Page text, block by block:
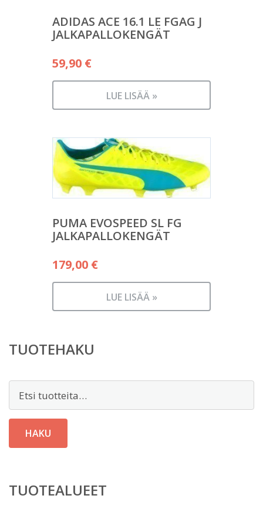
ADIDAS ACE 16.1 LE FGAG J
JALKAPALLOKENGÄT
59,90 €
LUE LISÄÄ »
PUMA EVOSPEED SL FG
JALKAPALLOKENGÄT
179,00 €
LUE LISÄÄ »
TUOTEHAKU
HAKU
TUOTEALUEET